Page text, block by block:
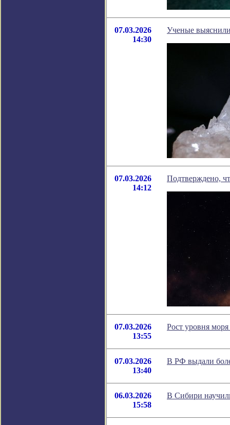
07.03.2026
14:30
Ученые
07.03.2026
14:12
Подтверждено,
07.03.2026
13:55
Рост уровня
07.03.2026
13:40
В РФ выдали
06.03.2026
15:58
В Сибири